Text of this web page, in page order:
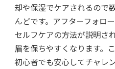
却や保湿でケアされるので
んどです。アフターフォロ
セルフケアの方法が説明さ
眉を保ちやすくなります。
初心者でも安心してチャレ